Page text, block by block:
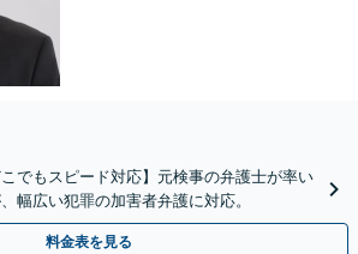
こでもスピード対応】元検事の弁護士が率い
幅広い犯罪の加害者弁護に対応。
料金表を見る